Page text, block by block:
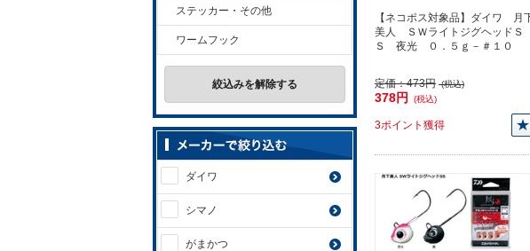
【ネコポス対象品】ダイワ 月
美人 ＳＷライトジグヘッドＳ
Ｓ 夜光 ０．５ｇ－＃１０
定価：473円 (税込)
378円 (税込)
3ポイント獲得
ステッカー・その他
ワームフック
絞込みを解除する
ダイワ
シマノ
がまかつ